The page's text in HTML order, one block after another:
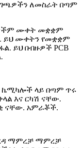
ለመስራት በጣም
ሙቀት መቋቋም
ይህ ሙቀትን የመቋቋም
ይህ በብዙዎች PCB
ኬሚካሎች ላይ በጣም ጥሩ
እና ርካሽ ናቸው.
ናቸው. አምራቾች.
ማምረቻ ማምረቻ